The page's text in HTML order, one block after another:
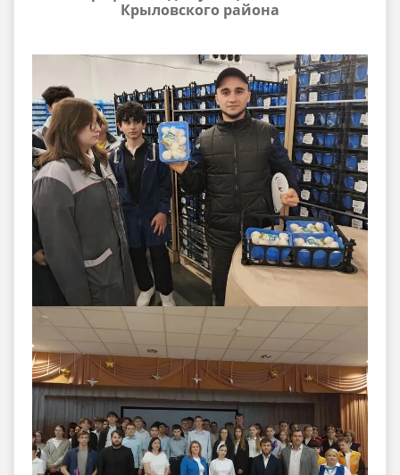
Крыловского района